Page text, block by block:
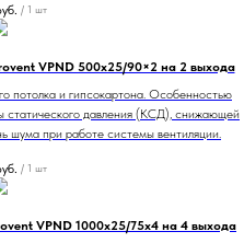
/ 1 шт
VPND 500х25/90×2 на 2 выхода
потолка и гипсокартона. Особенностью
статического давления (КСД), снижающей
шума при работе системы вентиляции.
/ 1 шт
VPND 1000х25/75х4 на 4 выхода